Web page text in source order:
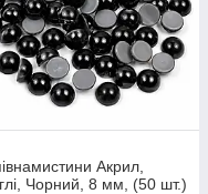
Акрил,
Чорний, 8 мм, (50 шт.)